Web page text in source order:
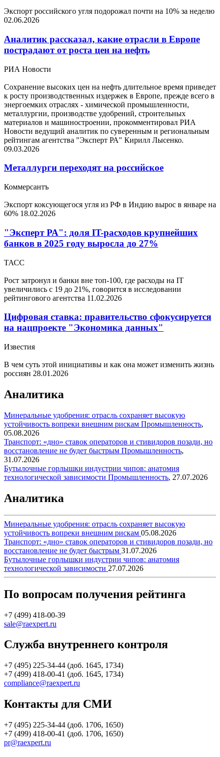
Экспорт российского угля подорожал почти на 10% за неделю
02.06.2026
Аналитик рассказал, какие отрасли в Европе
пострадают от роста цен на нефть
РИА Новости
Сохранение высоких цен на нефть длительное время приведет
к росту производственных издержек в Европе, прежде всего в
энергоемких отраслях - химической промышленности,
металлургии, производстве удобрений, строительных
материалов и машиностроении, прокомментировал РИА
Новости ведущий аналитик по суверенным и региональным
рейтингам агентства "Эксперт РА" Кирилл Лысенко.
09.03.2026
Металлурги переходят на российское
Коммерсантъ
Экспорт коксующегося угля из РФ в Индию вырос в январе на
60% 18.02.2026
"Эксперт РА": доля IT-расходов крупнейших
банков в 2025 году выросла до 27%
ТАСС
Рост затронул и банки вне топ-100, где расходы на IT
увеличились с 19 до 21%, говорится в исследовании
рейтингового агентства 11.02.2026
Цифровая ставка: правительство сфокусируется
на нацпроекте "Экономика данных"
Известия
В чем суть этой инициативы и как она может изменить жизнь
россиян 28.01.2026
Аналитика
Минеральные удобрения: отрасль сохраняет высокую
устойчивость вопреки внешним рискам Промышленность,
05.08.2026
Транспорт: «дно» ставок операторов и стивидоров позади, но
восстановление не будет быстрым Промышленность,
31.07.2026
Бутылочные горлышки индустрии чипов: анатомия
технологической зависимости Промышленность, 27.07.2026
Аналитика
Минеральные удобрения: отрасль сохраняет высокую
устойчивость вопреки внешним рискам 05.08.2026
Транспорт: «дно» ставок операторов и стивидоров позади, но
восстановление не будет быстрым 31.07.2026
Бутылочные горлышки индустрии чипов: анатомия
технологической зависимости 27.07.2026
По вопросам получения рейтинга
+7 (499) 418-00-39
sale@raexpert.ru
Служба внутреннего контроля
+7 (495) 225-34-44 (доб. 1645, 1734)
+7 (499) 418-00-41 (доб. 1645, 1734)
compliance@raexpert.ru
Контакты для СМИ
+7 (495) 225-34-44 (доб. 1706, 1650)
+7 (499) 418-00-41 (доб. 1706, 1650)
pr@raexpert.ru